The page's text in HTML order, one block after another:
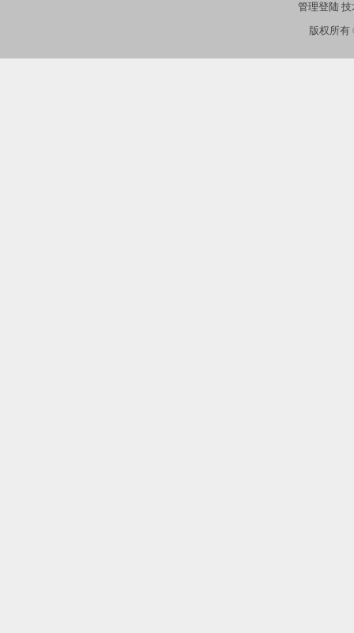
管理登陆技
版权所